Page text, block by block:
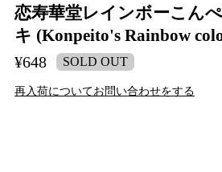
恋寿華堂レインボーこん
キ (Konpeito's Rainbow
¥648 SOLD OUT
再入荷についてお問い合わせをする